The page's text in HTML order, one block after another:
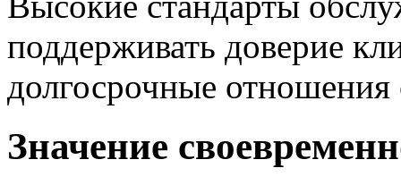
поддерживать доверие
долгосрочные отношения
Значение